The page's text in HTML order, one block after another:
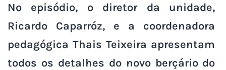
No episódio, o diretor da unidade,
Ricardo Caparróz, e a coordenadora
pedagógica Thais Teixeira apresentam
todos os detalhes do novo berçário do